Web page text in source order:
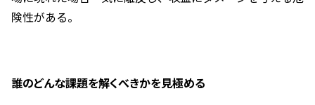
険性がある。
誰のどんな課題を解くべきかを見極める